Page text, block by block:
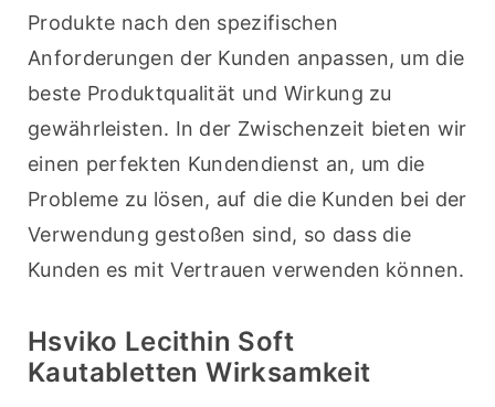
Produkte nach den spezifischen
Anforderungen der Kunden anpassen, um die
beste Produktqualität und Wirkung zu
gewährleisten. In der Zwischenzeit bieten wir
einen perfekten Kundendienst an, um die
Probleme zu lösen, auf die die Kunden bei der
Verwendung gestoßen sind, so dass die
Kunden es mit Vertrauen verwenden können.
Hsviko Lecithin Soft
Kautabletten Wirksamkeit